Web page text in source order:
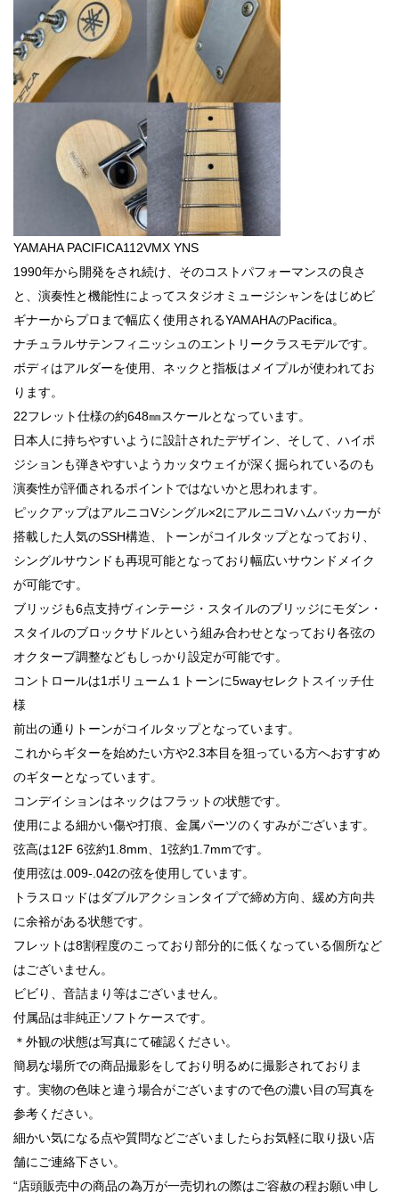
YAMAHA PACIFICA112VMX YNS
1990年から開発をされ続け、そのコストパフォーマンスの良さ
と、演奏性と機能性によってスタジオミュージシャンをはじめビ
ギナーからプロまで幅広く使用されるYAMAHAのPacifica。
ナチュラルサテンフィニッシュのエントリークラスモデルです。
ボディはアルダーを使用、ネックと指板はメイプルが使われてお
ります。
22フレット仕様の約648㎜スケールとなっています。
日本人に持ちやすいように設計されたデザイン、そして、ハイポ
ジションも弾きやすいようカッタウェイが深く掘られているのも
演奏性が評価されるポイントではないかと思われます。
ピックアップはアルニコVシングル×2にアルニコVハムバッカーが
搭載した人気のSSH構造、トーンがコイルタップとなっており、
シングルサウンドも再現可能となっており幅広いサウンドメイク
が可能です。
ブリッジも6点支持ヴィンテージ・スタイルのブリッジにモダン・
スタイルのブロックサドルという組み合わせとなっており各弦の
オクターブ調整などもしっかり設定が可能です。
コントロールは1ボリューム１トーンに5wayセレクトスイッチ仕
様
前出の通りトーンがコイルタップとなっています。
これからギターを始めたい方や2.3本目を狙っている方へおすすめ
のギターとなっています。
コンデイションはネックはフラットの状態です。
使用による細かい傷や打痕、金属パーツのくすみがございます。
弦高は12F 6弦約1.8mm、1弦約1.7mmです。
使用弦は.009-.042の弦を使用しています。
トラスロッドはダブルアクションタイプで締め方向、緩め方向共
に余裕がある状態です。
フレットは8割程度のこっており部分的に低くなっている個所など
はございません。
ビビり、音詰まり等はございません。
付属品は非純正ソフトケースです。
＊外観の状態は写真にて確認ください。
簡易な場所での商品撮影をしており明るめに撮影されておりま
す。実物の色味と違う場合がございますので色の濃い目の写真を
参考ください。
細かい気になる点や質問などございましたらお気軽に取り扱い店
舗にご連絡下さい。
“店頭販売中の商品の為万が一売切れの際はご容赦の程お願い申し